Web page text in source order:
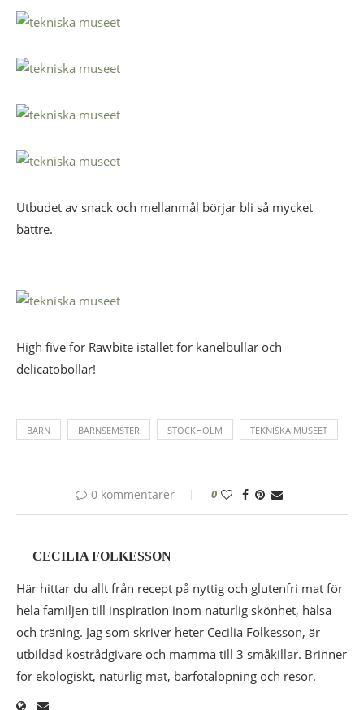
Utbudet av snack och mellanmål börjar bli så mycket
bättre.
High five för Rawbite istället för kanelbullar och
delicatobollar!
BARN BARNSEMSTER STOCKHOLM TEKNISKA MUSEET
0 kommentarer 0
CECILIA FOLKESSON
Här hittar du allt från recept på nyttig och glutenfri mat för
hela familjen till inspiration inom naturlig skönhet, hälsa
och träning. Jag som skriver heter Cecilia Folkesson, är
utbildad kostrådgivare och mamma till 3 småkillar. Brinner
för ekologiskt, naturlig mat, barfotalöpning och resor.